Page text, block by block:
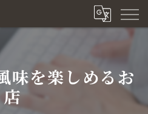
味を楽しめるお
店